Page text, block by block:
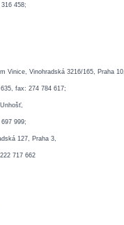
458;
Vinice, Vinohradská 3216/165, Praha 10,
fax: 274 784 617;
999;
127, Praha 3,
717 662